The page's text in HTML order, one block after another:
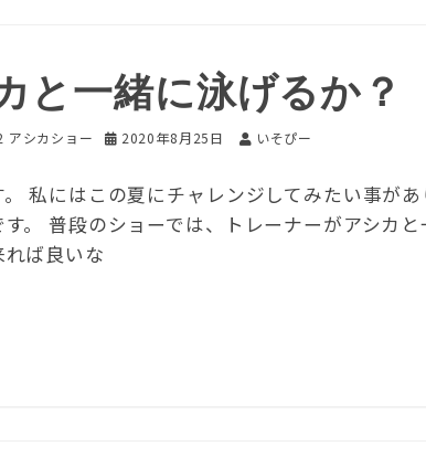
と一緒に泳げるか？
アシカショー 2020年8月25日 いそぴー
私にはこの夏にチャレンジしてみたい事が
す。 普段のショーでは、トレーナーがアシカ
ば良いな